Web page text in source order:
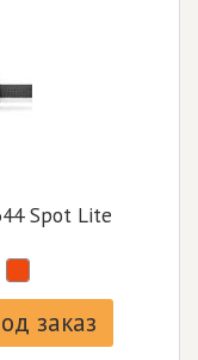
Spot Lite
заказ